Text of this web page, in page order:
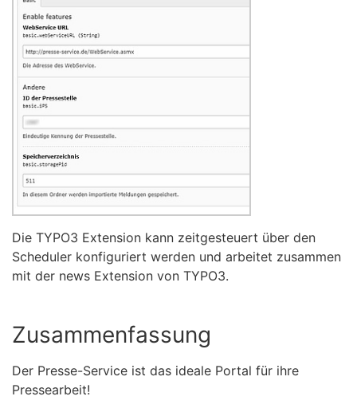
Die TYPO3 Extension kann zeitgesteuert über den
Scheduler konfiguriert werden und arbeitet zusammen
mit der news Extension von TYPO3.
Zusammenfassung
Der Presse-Service ist das ideale Portal für ihre
Pressearbeit!